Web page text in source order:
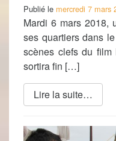
Publié le mercredi 7 mars
Mardi 6 mars 2018,
ses quartiers dans
scènes clefs du film
sortira fin […]
Lire la suite…